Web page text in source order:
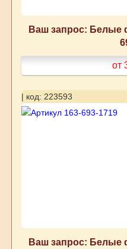
Ваш запрос: Белые
от
| код: 223593
Ваш запрос: Белые